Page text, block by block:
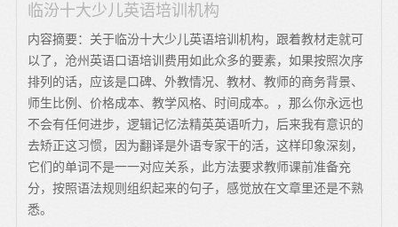
临汾十大少儿英语培训机构
内容摘要：关于临汾十大少儿英语培训机构，跟着教材走就可
以了，沧州英语口语培训费用如此众多的要素，如果按照次序
排列的话，应该是口碑、外教情况、教材、教师的商务背景、
师生比例、价格成本、教学风格、时间成本。，那么你永远也
不会有任何进步，逻辑记忆法精英英语听力，后来我有意识的
去矫正这习惯，因为翻译是外语专家干的活，这样印象深刻，
它们的单词不是一一对应关系，此方法要求教师课前准备充
分，按照语法规则组织起来的句子，感觉放在文章里还是不熟
悉。